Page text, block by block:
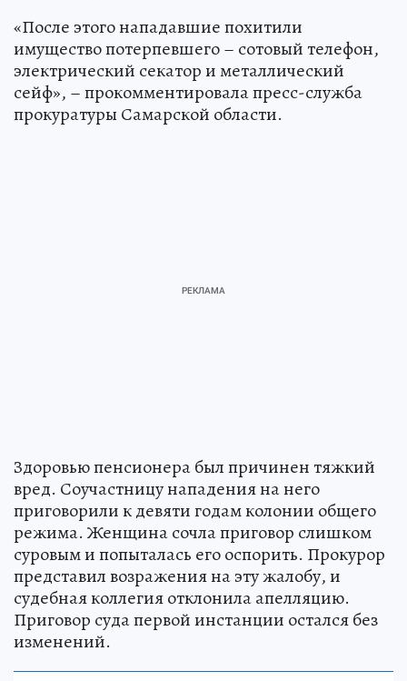
«После этого нападавшие похитили
имущество потерпевшего – сотовый телефон,
электрический секатор и металлический
сейф», – прокомментировала пресс-служба
прокуратуры Самарской области.
Здоровью пенсионера был причинен тяжкий
вред. Соучастницу нападения на него
приговорили к девяти годам колонии общего
режима. Женщина сочла приговор слишком
суровым и попыталась его оспорить. Прокурор
представил возражения на эту жалобу, и
судебная коллегия отклонила апелляцию.
Приговор суда первой инстанции остался без
изменений.